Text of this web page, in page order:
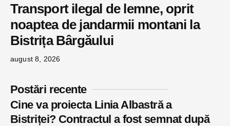
Transport ilegal de lemne, oprit
noaptea de jandarmii montani la
Bistrița Bârgăului
august 8, 2026
Postări recente
Cine va proiecta Linia Albastră a
Bistriței? Contractul a fost semnat după